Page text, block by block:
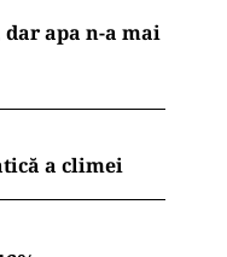
apa n-a mai
a climei